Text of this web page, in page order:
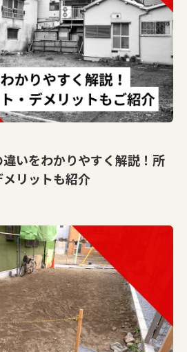
いをわかりやすく解説！所
リットも紹介